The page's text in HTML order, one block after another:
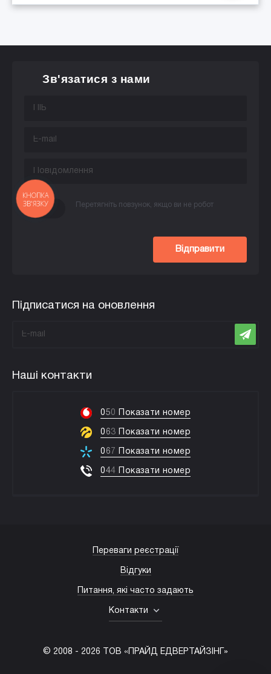
Зв'язатися з нами
Перетягніть повзунок, якщо ви не робот
Відправити
Підписатися на оновлення
Наші контакти
050 Показати номер
063 Показати номер
06 7 Показати номер
044 Показати номер
© 2008 - 2026 ТОВ «ПРАЙД ЕДВЕРТАЙЗІНГ»
Переваги реєстрації
Відгуки
Питання, які часто задають
Контакти
КНОПКА
ЗВ'ЯЗКУ